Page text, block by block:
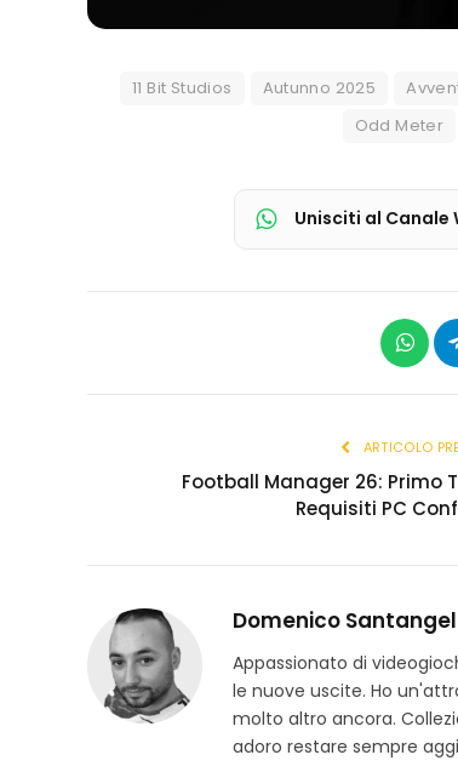
11 Bit Studios Autunno 2025
Odd Meter
Unisciti al Canale
ARTICOLO
Football Manager 26: Primo
Requisiti PC
Domenico
Appassionato di
le nuove uscite. Ho
molto altro ancora.
adoro restare sempre